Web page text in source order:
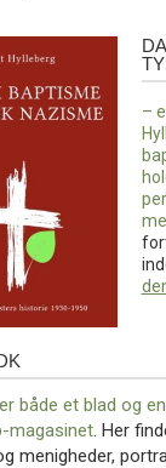
–
både et blad og en
magasinet . Her
menigheder,